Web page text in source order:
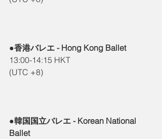
●香港バレエ - Hong Kong Ballet
13:00-14:15 HKT
(UTC +8)
●韓国国立バレエ - Korean National
Ballet